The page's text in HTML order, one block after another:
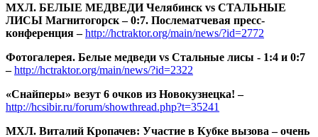
МХЛ. БЕЛЫЕ МЕДВЕДИ Челябинск vs СТАЛЬНЫЕ
ЛИСЫ Магнитогорск – 0:7. Послематчевая пресс-
конференция –http://hctraktor.org/main/news/?id=2772
Фотогалерея. Белые медведи vs Стальные лисы - 1:4 и 0:7
–http://hctraktor.org/main/news/?id=2322
«Снайперы» везут 6 очков из Новокузнецка! –
http://hcsibir.ru/forum/showthread.php?t=35241
МХЛ. Виталий Кропачев: Участие в Кубке вызова – очень